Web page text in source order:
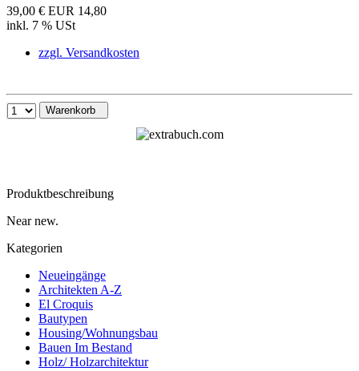
39,00 € EUR 14,80
inkl. 7 % USt
zzgl. Versandkosten
Warenkorb
Produktbeschreibung
Near new.
Kategorien
Neueingänge
Architekten A-Z
El Croquis
Bautypen
Housing/Wohnungsbau
Bauen Im Bestand
Holz/ Holzarchitektur